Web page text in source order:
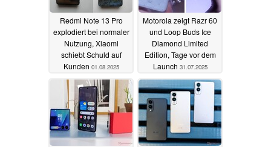
Redmi Note 13 Pro
explodiert bei normaler
Nutzung, Xiaomi
schiebt Schuld auf
Kunden 01.08.2025
Motorola zeigt Razr 60
und Loop Buds Ice
Diamond Limited
Edition, Tage vor dem
Launch 31.07.2025